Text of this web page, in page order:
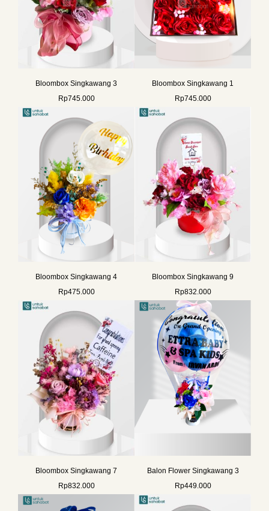
Bloombox Singkawang 3
Rp745.000
Bloombox Singkawang 1
Rp745.000
Bloombox Singkawang 4
Rp475.000
Bloombox Singkawang 9
Rp832.000
Bloombox Singkawang 7
Rp832.000
Balon Flower Singkawang 3
Rp449.000